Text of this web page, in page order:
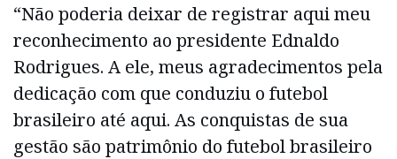
“Não poderia deixar de registrar aqui meu
reconhecimento ao presidente Ednaldo
Rodrigues. A ele, meus agradecimentos pela
dedicação com que conduziu o futebol
brasileiro até aqui. As conquistas de sua
gestão são patrimônio do futebol brasileiro